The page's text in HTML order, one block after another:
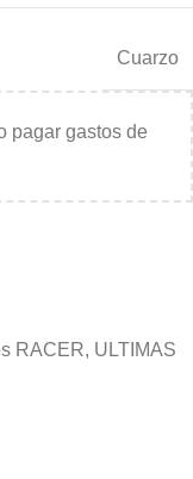
Cuarzo
pagar gastos de
RACER, ULTIMAS